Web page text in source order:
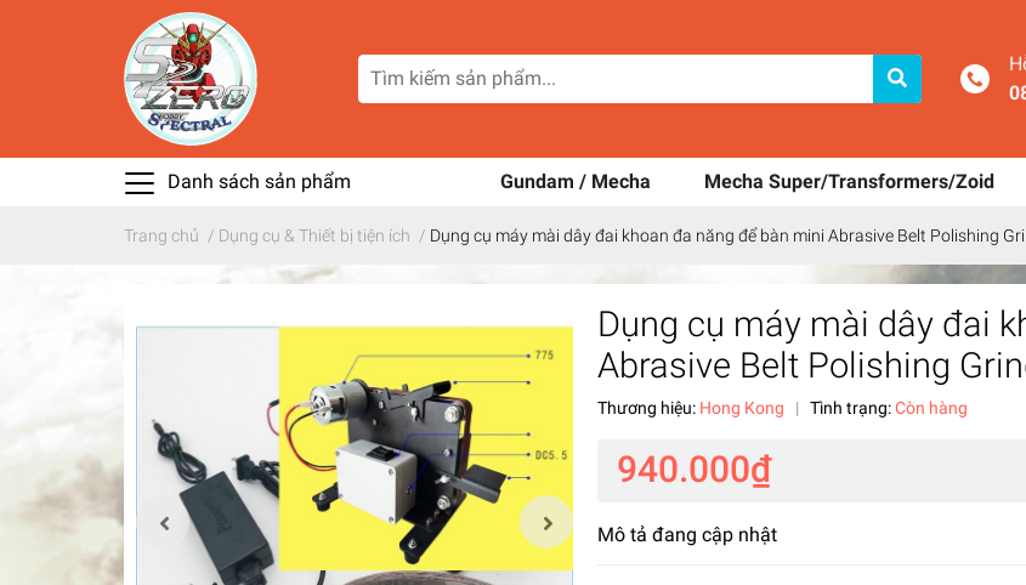
Danh sách sản phẩm Gundam / Mecha Mecha Super/Transformers/Zoid
Trang chủ / Dụng cụ & Thiết bị tiện ích / Dụng cụ máy mài dây đai khoan đa năng để bàn mini Abrasive Belt Polishing
Dụng cụ máy mài dây đai
Abrasive Belt Polishing
Thương hiệu: Hong Kong | Tình trạng:Còn hàng
940.000₫
Mô tả đang cập nhật